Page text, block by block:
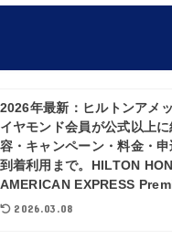
2026年最新：ヒルトンアメ
イヤモンド会員が公式以上
容・キャンペーン・料金・
到着利用まで。HILTON
AMERICAN EXPRESS
2026.03.08